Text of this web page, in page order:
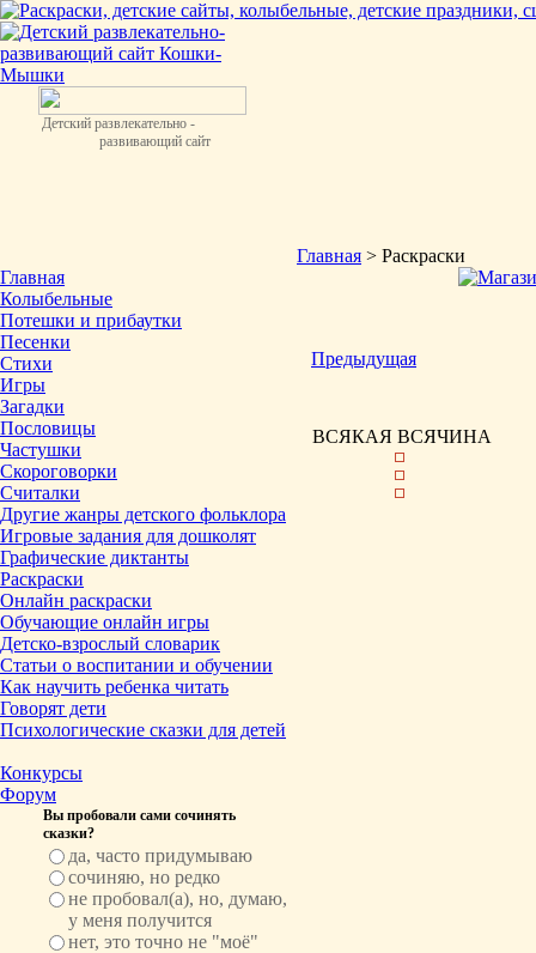
Детский развлекательно -
развивающий сайт
Главная
Колыбельные
Потешки и прибаутки
Песенки
Стихи
Игры
Загадки
Пословицы
Частушки
Скороговорки
Считалки
Другие жанры детского фольклора
Игровые задания для дошколят
Графические диктанты
Раскраски
Онлайн раскраски
Обучающие онлайн игры
Детско-взрослый словарик
Статьи о воспитании и обучении
Как научить ребенка читать
Говорят дети
Психологические сказки для детей
Конкурсы
Форум
Вы пробовали сами сочинять
сказки?
да, часто придумываю
сочиняю, но редко
не пробовал(а), но, думаю,
у меня получится
нет, это точно не "моё"
Главная > Раскраски
Предыдущая
ВСЯКАЯ ВСЯЧИНА